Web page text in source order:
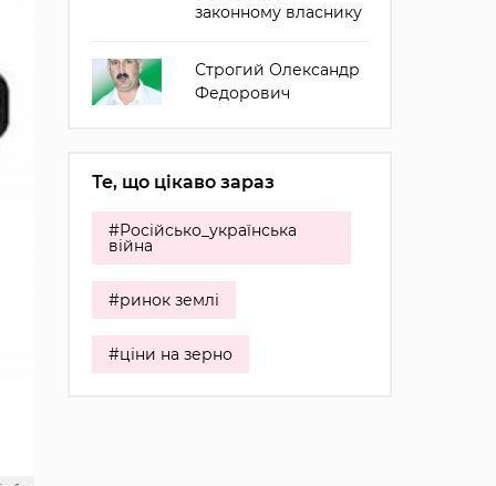
законному власнику
Строгий Олександр
Федорович
Те, що цікаво зараз
#Російсько_українська
війна
#ринок землі
#ціни на зерно